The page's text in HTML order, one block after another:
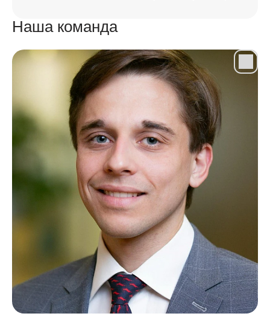
Наша команда